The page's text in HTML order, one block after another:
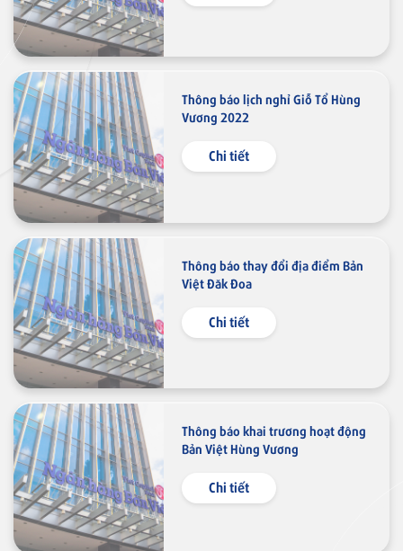
Thông báo lịch nghỉ Giỗ Tổ Hùng
Vương 2022
Chi tiết
Thông báo thay đổi địa điểm Bản
Việt Đăk Đoa
Chi tiết
Thông báo khai trương hoạt động
Bản Việt Hùng Vương
Chi tiết
Eleven
Thẻ tín dụng
Thẻ tín dụng BVBank JCB Link
Thẻ tín dụng BVBank JCB Ms.
Thẻ NAPAS
Thẻ tín dụng
shopON